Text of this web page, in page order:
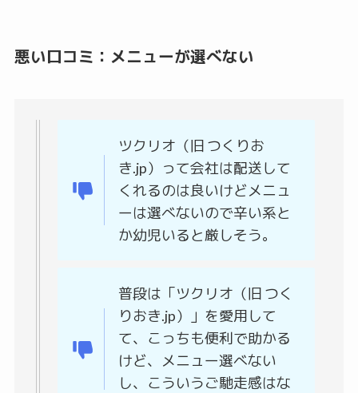
悪い口コミ：メニューが選べない
ツクリオ（旧 つくりお
き.jp）って会社は配送して
くれるのは良いけどメニュ
ーは選べないので辛い系と
か幼児いると厳しそう。
普段は「ツクリオ（旧 つく
りおき.jp）」を愛用して
て、こっちも便利で助かる
けど、メニュー選べない
し、こういうご馳走感はな